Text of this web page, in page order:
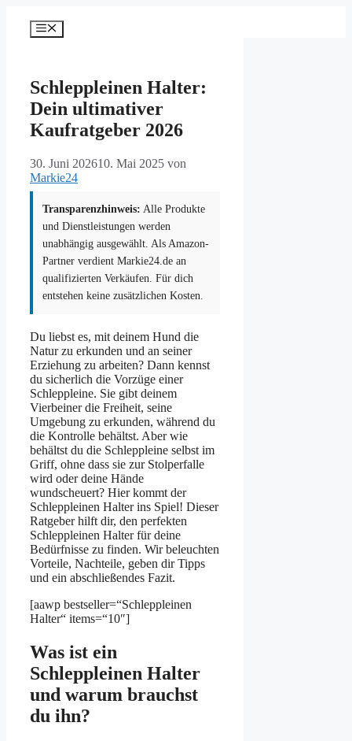
Inhalt
springen
Menü
Schleppleinen Halter:
Dein ultimativer
Kaufratgeber 2026
30. Juni 202610. Mai 2025 von
Markie24
Transparenzhinweis: Alle Produkte
und Dienstleistungen werden
unabhängig ausgewählt. Als Amazon-
Partner verdient Markie24.de an
qualifizierten Verkäufen. Für dich
entstehen keine zusätzlichen Kosten.
Du liebst es, mit deinem Hund die
Natur zu erkunden und an seiner
Erziehung zu arbeiten? Dann kennst
du sicherlich die Vorzüge einer
Schleppleine. Sie gibt deinem
Vierbeiner die Freiheit, seine
Umgebung zu erkunden, während du
die Kontrolle behältst. Aber wie
behältst du die Schleppleine selbst im
Griff, ohne dass sie zur Stolperfalle
wird oder deine Hände
wundscheuert? Hier kommt der
Schleppleinen Halter ins Spiel! Dieser
Ratgeber hilft dir, den perfekten
Schleppleinen Halter für deine
Bedürfnisse zu finden. Wir beleuchten
Vorteile, Nachteile, geben dir Tipps
und ein abschließendes Fazit.
[aawp bestseller=“Schleppleinen
Halter“ items=“10″]
Was ist ein
Schleppleinen Halter
und warum brauchst
du ihn?